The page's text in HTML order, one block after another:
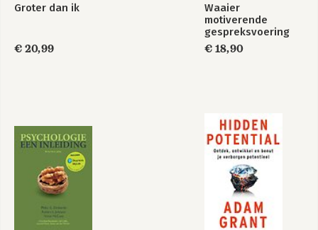
Groter dan ik
€ 20,99
Waaier
motiverende
gespreksvoering
€ 18,90